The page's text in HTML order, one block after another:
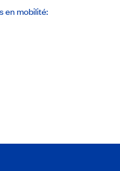
en mobilité: